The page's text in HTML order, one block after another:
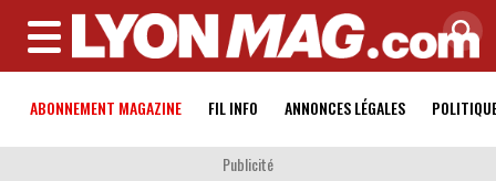
MENU
ABONNEMENT MAGAZINE FIL INFO ANNONCES LÉGALES
Publicité